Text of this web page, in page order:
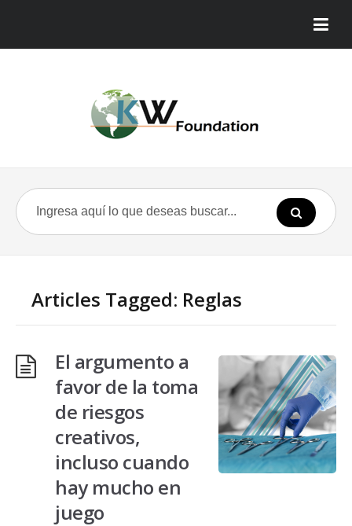
Articles Tagged: Reglas
El argumento a
favor de la toma
de riesgos
creativos,
incluso cuando
hay mucho en
juego